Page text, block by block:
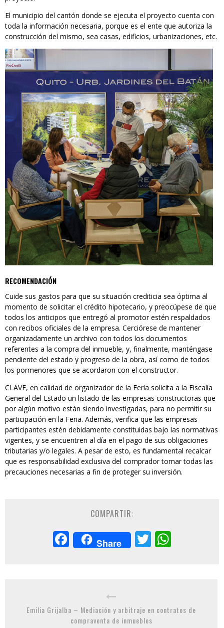
El municipio del cantón donde se ejecuta el proyecto cuenta con
toda la información necesaria, porque es el ente que autoriza la
construcción del mismo, sea casas, edificios, urbanizaciones, etc.
RECOMENDACIÓN
Cuide sus gastos para que su situación crediticia sea óptima al
momento de solicitar el crédito hipotecario, y preocúpese de que
todos los anticipos que entregó al promotor estén respaldados
con recibos oficiales de la empresa. Cerciórese de mantener
organizadamente un archivo con todos los documentos
referentes a la compra del inmueble, y, finalmente, manténgase
pendiente del estado y progreso de la obra, así como de todos
los pormenores que se acordaron con el constructor.
CLAVE, en calidad de organizador de la Feria solicita a la Fiscalía
General del Estado un listado de las empresas constructoras que
por algún motivo están siendo investigadas, para no permitir su
participación en la Feria. Además, verifica que las empresas
participantes estén debidamente constituidas bajo las normativas
vigentes, y se encuentren al día en el pago de sus obligaciones
tributarias y/o legales. A pesar de esto, es fundamental recalcar
que es responsabilidad exclusiva del comprador tomar todas las
precauciones necesarias a fin de proteger su inversión.
COMPARTIR:
Facebook
Share Twitter
Emilia Grijalba – Mediación y arbitraje en contratos de
compraventa de inmuebles